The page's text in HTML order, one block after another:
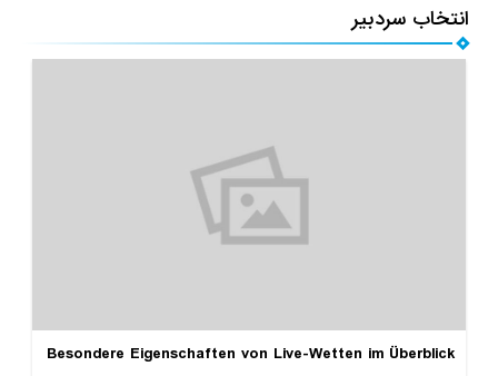
انتخاب سردبیر
Besondere Eigenschaften von Live-Wetten im Überblick